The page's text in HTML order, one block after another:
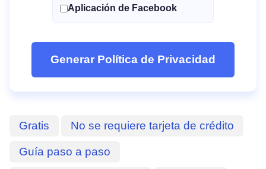
Aplicación de Facebook
Generar Política de Privacidad
Gratis No se requiere tarjeta de crédito
Guía paso a paso